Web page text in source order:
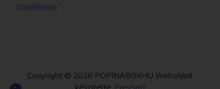
Oldaltérkép
Copyright © 2026 POPINABOXHU Weboldalt
készítette: PresSoft